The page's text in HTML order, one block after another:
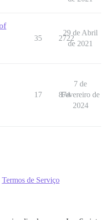
35 2722
29 de Abril
de 2021
17 874
7 de
Fevereiro de
2024
Termos de Serviço